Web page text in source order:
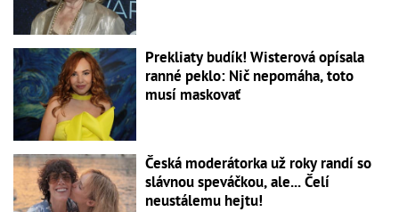
Prekliaty budík! Wisterová opísala
ranné peklo: Nič nepomáha, toto
musí maskovať
Česká moderátorka už roky randí so
slávnou speváčkou, ale... Čelí
neustálemu hejtu!